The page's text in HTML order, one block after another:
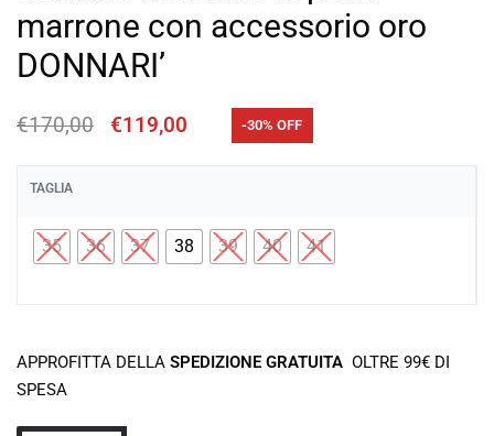
marrone con accessorio oro
DONNARI’
€170,00 €119,00 -30% OFF
TAGLIA
35 36 37 38 39 40 41
APPROFITTA DELLA SPEDIZIONE GRATUITA OLTRE 99€ DI
SPESA